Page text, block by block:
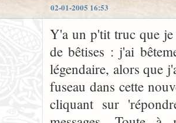
02-01-2005 16:53
Y'a un p'tit truc que je
de bêtises : j'ai
légendaire, alors que
fuseau dans cette
cliquant sur